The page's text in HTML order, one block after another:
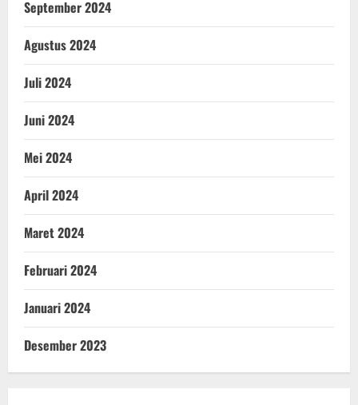
September 2024
Agustus 2024
Juli 2024
Juni 2024
Mei 2024
April 2024
Maret 2024
Februari 2024
Januari 2024
Desember 2023